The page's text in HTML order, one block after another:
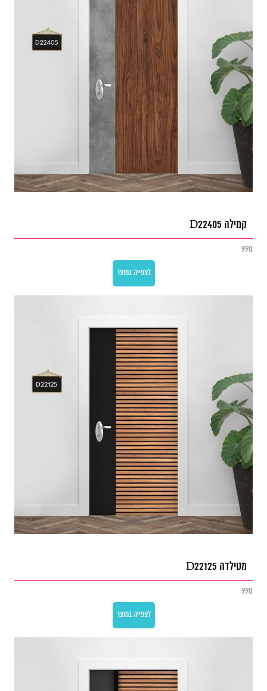
קמילה D22405
990
לצפייה במוצר
מטילדה D22125
990
לצפייה במוצר